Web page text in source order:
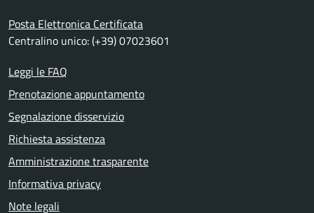
Posta Elettronica Certificata
Centralino unico: (+39) 07023601
Leggi le FAQ
Prenotazione appuntamento
Segnalazione disservizio
Richiesta assistenza
Amministrazione trasparente
Informativa privacy
Note legali